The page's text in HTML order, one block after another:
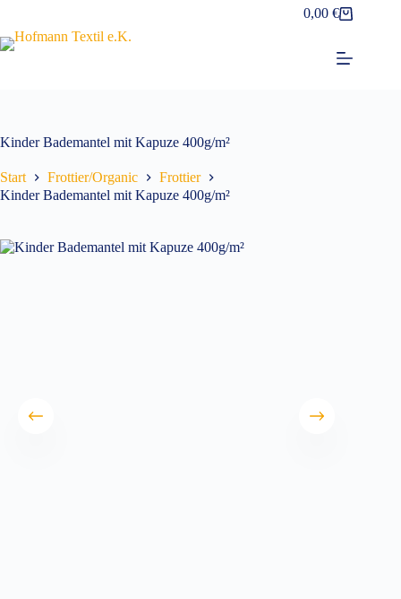
springen
Warenkorb
0,00€
Kinder Bademantel mit Kapuze 400g/m²
Start Frottier/Organic
Frottier
Kinder Bademantel mit Kapuze 400g/m²